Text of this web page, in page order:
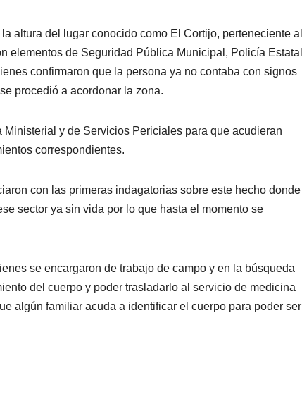
altura del lugar conocido como El Cortijo, perteneciente al
elementos de Seguridad Pública Municipal, Policía Estatal
confirmaron que la persona ya no contaba con signos
procedió a acordonar la zona.
y de Servicios Periciales para que acudieran
correspondientes.
con las primeras indagatorias sobre este hecho donde
sector ya sin vida por lo que hasta el momento se
se encargaron de trabajo de campo y en la búsqueda
del cuerpo y poder trasladarlo al servicio de medicina
algún familiar acuda a identificar el cuerpo para poder ser